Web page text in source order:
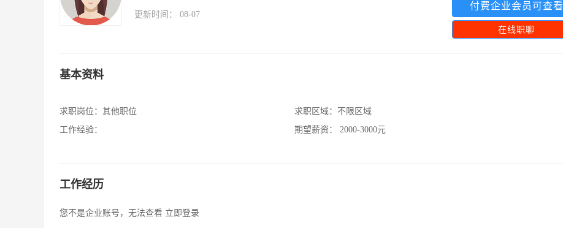
更新时间： 08-07
付费企业会员可查看
在线职聊
基本资料
求职岗位： 其他职位
工作经验：
求职区域： 不限区域
期望薪资：
2000-3000元
工作经历
您不是企业账号，无法查看 立即登录